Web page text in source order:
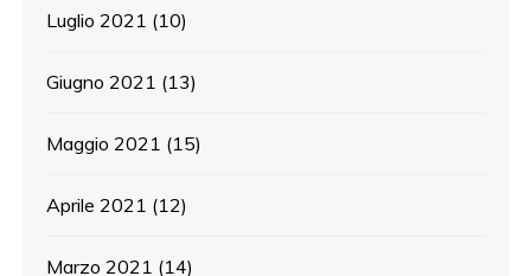
Luglio 2021 (10)
Giugno 2021 (13)
Maggio 2021 (15)
Aprile 2021 (12)
Marzo 2021 (14)